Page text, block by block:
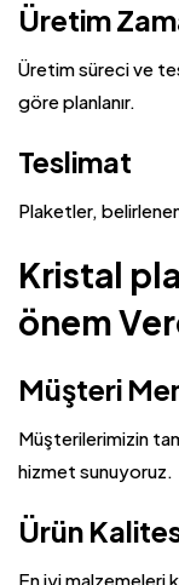
Üretim
Üretim süreci ve
göre planlanır.
Teslimat
Plaketler,
Kristal
önem
Müşteri
Müşterilerimizin
hizmet sunuyoruz.
Ürün
En iyi malzemeleri